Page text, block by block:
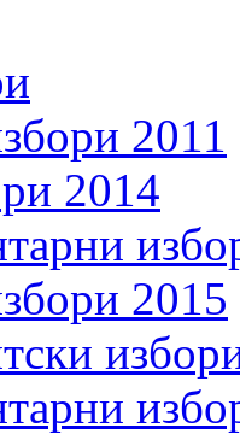
2011
2014
2015